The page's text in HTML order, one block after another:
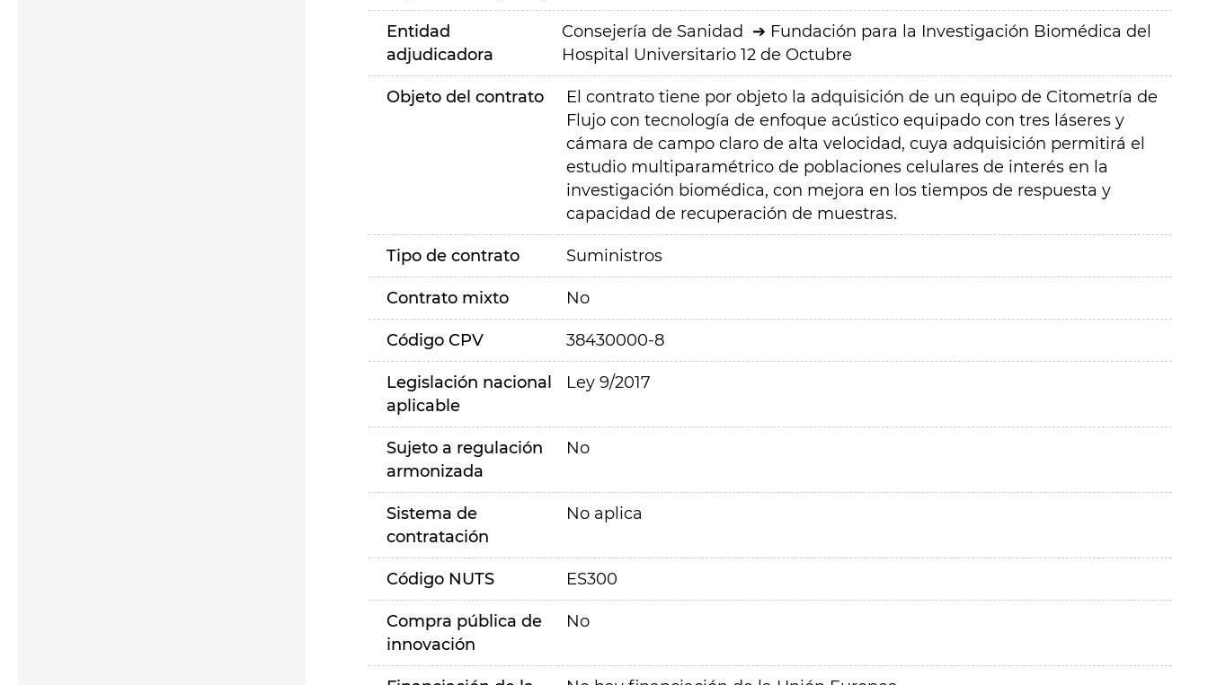
Entidad
adjudicadora
Consejería de Sanidad
Fundación para la Investigación Biomédica del
Hospital Universitario 12 de Octubre
Objeto del contrato
El contrato tiene por objeto la adquisición de un equipo de Citometría de
Flujo con tecnología de enfoque acústico equipado con tres láseres y
cámara de campo claro de alta velocidad, cuya adquisición permitirá el
estudio multiparamétrico de poblaciones celulares de interés en la
investigación biomédica, con mejora en los tiempos de respuesta y
capacidad de recuperación de muestras.
Tipo de contrato Suministros
Contrato mixto No
Código CPV 38430000-8
Legislación nacional
aplicable
Ley 9/2017
Sujeto a regulación
armonizada
No
Sistema de
contratación
No aplica
Código NUTS ES300
Compra pública de
innovación
No